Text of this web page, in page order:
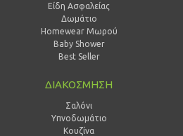
Είδη Ασφαλείας
Δωμάτιο
Homewear Μωρού
Baby Shower
Best Seller
ΔΙΑΚΟΣΜΗΣΗ
Σαλόνι
Υπνοδωμάτιο
Κουζίνα